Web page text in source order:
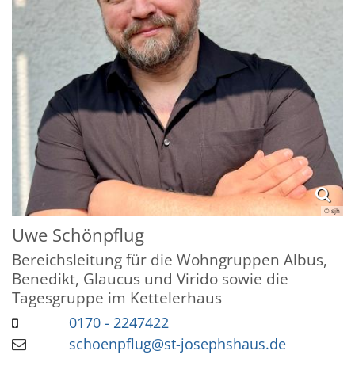
© sjh
Uwe Schönpflug
Bereichsleitung für die Wohngruppen Albus,
Benedikt, Glaucus und Virido sowie die
Tagesgruppe im Kettelerhaus
0170 - 2247422
schoenpflug@st-josephshaus.de